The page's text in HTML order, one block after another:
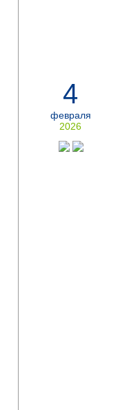
4
февраля
2026